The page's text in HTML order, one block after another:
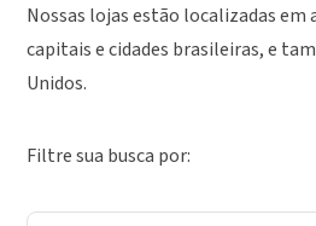
Nossas lojas estão localizadas em
capitais e cidades brasileiras, e
Unidos.
Filtre sua busca por: